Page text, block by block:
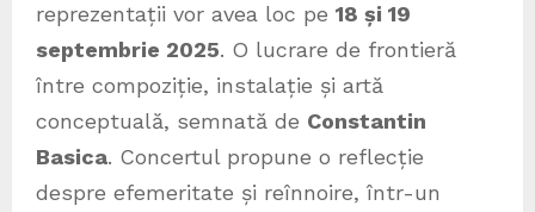
reprezentații vor avea loc pe 18 și 19
septembrie 2025. O lucrare de frontieră
între compoziție, instalație și artă
conceptuală, semnată de Constantin
Basica. Concertul propune o reflecție
despre efemeritate și reînnoire, într-un